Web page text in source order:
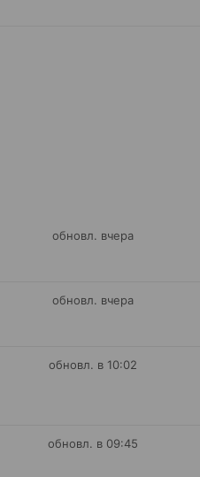
обновл. вчера
обновл. вчера
обновл. в 10:02
обновл. в 09:45